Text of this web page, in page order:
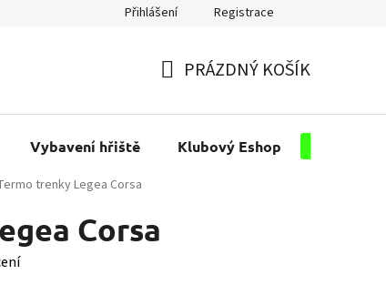
Přihlášení Registrace
KOŠÍK
PRÁZDNÝ KOŠÍK
Vybavení hřiště Klubový Eshop
trenky Legea Corsa
Corsa